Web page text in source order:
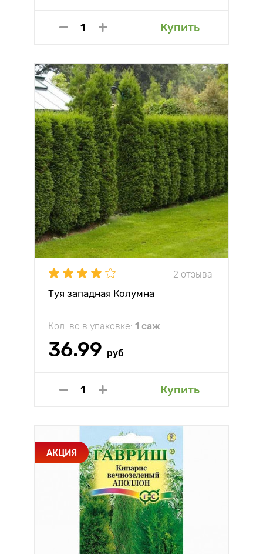
Купить
2 отзыва
Туя западная Колумна
Кол-во в упаковке: 1 саж
36.99 руб
Купить
АКЦИЯ